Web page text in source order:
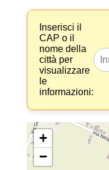
Inserisci il
CAP o il
nome della
città per
visualizzare
le
informazioni:
+
−